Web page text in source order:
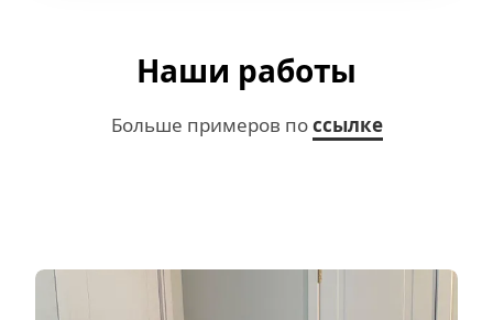
Наши работы
Больше примеров по ссылке